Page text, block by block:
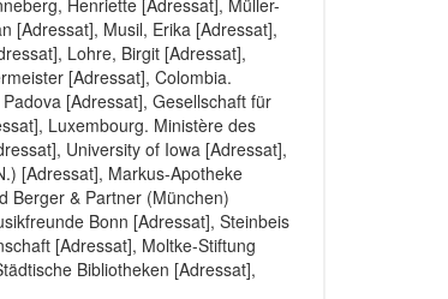
Henriette [Adressat], Müller-
[Adressat], Musil, Erika [Adressat],
Lohre, Birgit [Adressat],
[Adressat], Colombia.
[Adressat], Gesellschaft für
, Luxembourg. Ministère des
, University of Iowa [Adressat],
[Adressat], Markus-Apotheke
Berger & Partner (München)
Bonn [Adressat], Steinbeis
[Adressat], Moltke-Stiftung
Bibliotheken [Adressat],